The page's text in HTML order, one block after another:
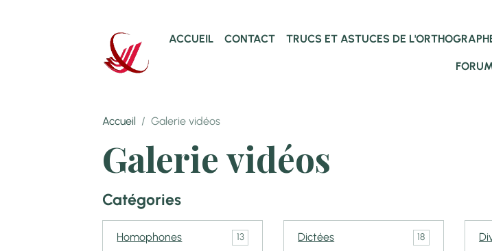
ACCUEIL CONTACT TRUCS ET ASTUCES DE
Accueil Galerie vidéos
Galerie vidéos
Catégories
Homophones 13 Dictées 18